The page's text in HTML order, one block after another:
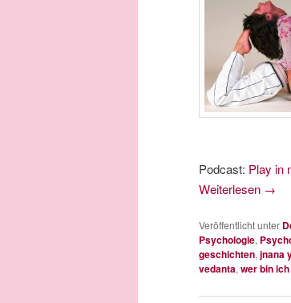
Podcast: Play in
Weiterlesen →
Veröffentlicht unter
Psychologie,
geschichten, jnana
vedanta, wer bin ich